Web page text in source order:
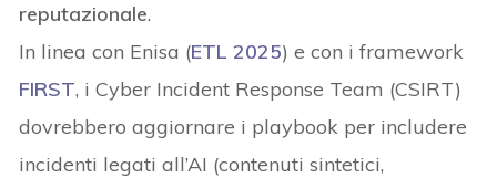
reputazionale.
In linea con Enisa (ETL 2025) e con i framework
FIRST, i Cyber Incident Response Team (CSIRT)
dovrebbero aggiornare i playbook per includere
incidenti legati all’AI (contenuti sintetici,